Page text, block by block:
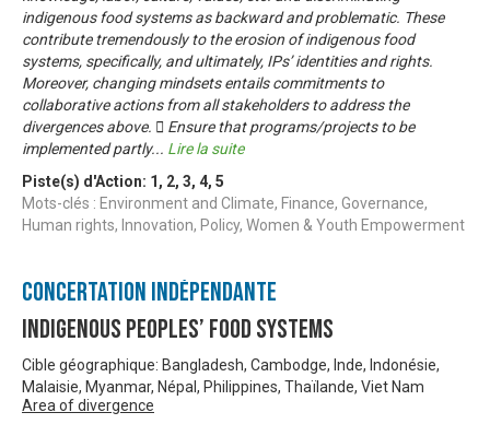
indigenous food systems as backward and problematic. These
contribute tremendously to the erosion of indigenous food
systems, specifically, and ultimately, IPs’ identities and rights.
Moreover, changing mindsets entails commitments to
collaborative actions from all stakeholders to address the
divergences above.  Ensure that programs/projects to be
implemented partly... Lire la suite
Piste(s) d'Action: 1 , 2, 3, 4, 5
Mots-clés : Environment and Climate, Finance, Governance,
Human rights, Innovation, Policy, Women & Youth Empowerment
Concertation Indépendante
Indigenous Peoples’ Food Systems
Cible géographique: Bangladesh, Cambodge, Inde, Indonésie,
Malaisie, Myanmar, Népal, Philippines, Thaïlande, Viet Nam
Area of divergence